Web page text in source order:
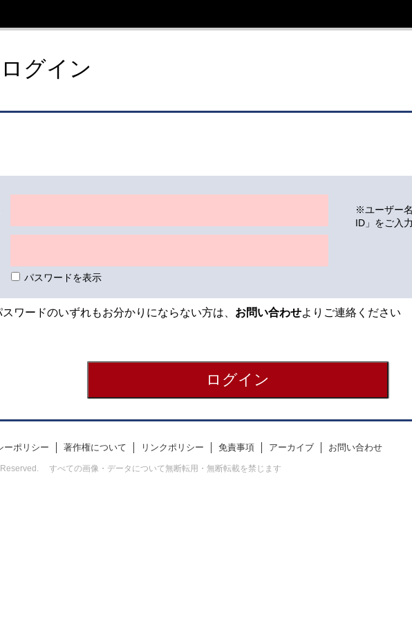
フォーサイト
ログイン
パスワードを表示
※ユーザー
ID」をご入
ワードのいずれもお分かりにならない方は、 お問い合わせよりご連絡ください
ーポリシー 著作権について リンクポリシー 免責事項 アーカイブ お問い合わせ
すべての画像・データについて無断転用・無断転載を禁じます